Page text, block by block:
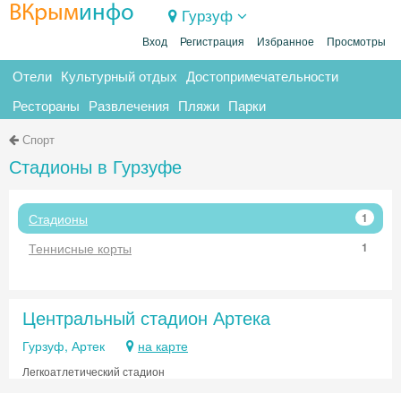
ВКрыминфо Гурзуф
Вход Регистрация Избранное Просмотры
Отели Культурный отдых Достопримечательности
Рестораны Развлечения Пляжи Парки
Спорт
Стадионы в Гурзуфе
Стадионы 1
Теннисные корты 1
Центральный стадион Артека
Гурзуф, Артек на карте
Легкоатлетический стадион